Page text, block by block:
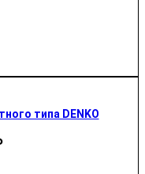
типа DENKO